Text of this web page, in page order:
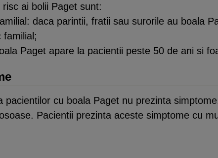
risc ai bolii Paget sunt:
daca parintii, fratii sau surorile au boala
familial;
Paget apare la pacientii peste 50 de ani si
pacientilor cu boala Paget nu prezinta
Pacientii prezinta aceste simptome cu